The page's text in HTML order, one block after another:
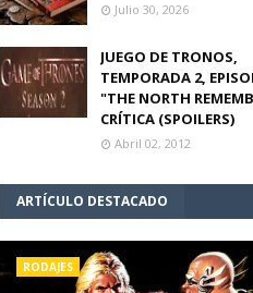
Julio 30, 2026
JUEGO DE TRONOS,
TEMPORADA 2,
"THE NORTH
CRÍTICA (SPOILERS)
Abril 02, 2012
ARTÍCULO DESTACADO
RODAJES